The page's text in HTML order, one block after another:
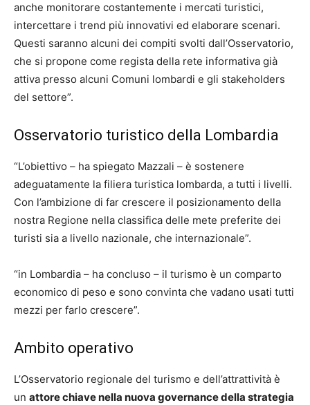
anche monitorare costantemente i mercati turistici,
intercettare i trend più innovativi ed elaborare scenari.
Questi saranno alcuni dei compiti svolti dall’Osservatorio,
che si propone come regista della rete informativa già
attiva presso alcuni Comuni lombardi e gli stakeholders
del settore”.
Osservatorio turistico della Lombardia
“L’obiettivo – ha spiegato Mazzali – è sostenere
adeguatamente la filiera turistica lombarda, a tutti i livelli.
Con l’ambizione di far crescere il posizionamento della
nostra Regione nella classifica delle mete preferite dei
turisti sia a livello nazionale, che internazionale”.
“in Lombardia – ha concluso – il turismo è un comparto
economico di peso e sono convinta che vadano usati tutti
mezzi per farlo crescere”.
Ambito operativo
L’Osservatorio regionale del turismo e dell’attrattività è
un attore chiave nella nuova governance della strategia